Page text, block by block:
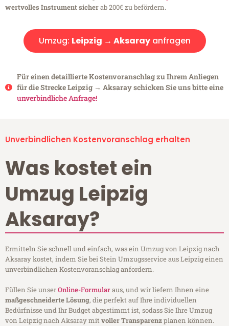
wertvolles Instrument sicherab 200€ zu befördern.
Umzug: Leipzig → Aksarayanfragen
Für einen detaillierte Kostenvoranschlag zu Ihrem Anliegen
für die Strecke Leipzig → Aksaray schicken Sie uns bitte eine
unverbindliche Anfrage!
Unverbindlichen Kostenvoranschlag erhalten
Was kostet ein
Umzug Leipzig
Aksaray?
Ermitteln Sie schnell und einfach, was ein Umzug von Leipzig nach
Aksaray kostet, indem Sie bei Stein Umzugsservice aus Leipzig einen
unverbindlichen Kostenvoranschlag anfordern.
Füllen Sie unserOnline-Formularaus, und wir liefern Ihnen eine
maßgeschneiderte Lösung, die perfekt auf Ihre individuellen
Bedürfnisse und Ihr Budget abgestimmt ist, sodass Sie Ihre Umzug
von Leipzig nach Aksaray mitvoller Transparenzplanen können.